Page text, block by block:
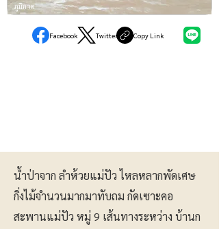
ภูมิภาค
Facebook Twitter Copy Link
น้ำป่าจาก ลำห้วยแม่ปัว ไหลหลากพัดเศษ
กิ่งไม้จำนวนมากมาทับถม กัดเซาะคอ
สะพานแม่ปัว หมู่ 9 เส้นทางระหว่าง บ้านก